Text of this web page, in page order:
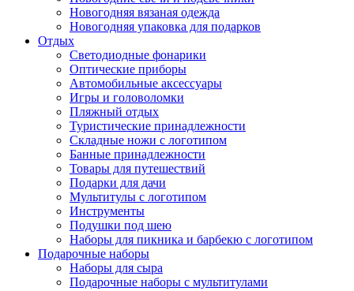
Новогодняя вязаная одежда
Новогодняя упаковка для подарков
Отдых
Светодиодные фонарики
Оптические приборы
Автомобильные аксессуары
Игры и головоломки
Пляжный отдых
Туристические принадлежности
Складные ножи с логотипом
Банные принадлежности
Товары для путешествий
Подарки для дачи
Мультитулы с логотипом
Инструменты
Подушки под шею
Наборы для пикника и барбекю с логотипом
Подарочные наборы
Наборы для сыра
Подарочные наборы с мультитулами